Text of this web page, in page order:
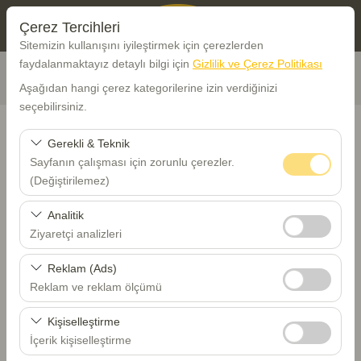
Çerez Tercihleri
Sitemizin kullanışını iyileştirmek için çerezlerden
faydalanmaktayız detaylı bilgi için Gizlilik ve Çerez Politikası
Aşağıdan hangi çerez kategorilerine izin verdiğinizi
seçebilirsiniz.
Gerekli & Teknik
Sayfanın çalışması için zorunlu çerezler.
(Değiştirilemez)
Bu çerezler sitenin doğru şekilde çalışması, güvenlik,
oturum yönetimi ve temel işlevler için gereklidir. Devre
dışı bırakılamaz.
Analitik
Ziyaretçi analizleri
Bu çerezler, sitemizin nasıl kullanıldığını (ziyaretçi sayısı,
en çok ziyaret edilen sayfalar, kullanıcı davranışları)
analiz etmemizi sağlar. Bu veriler, web sitesi
performansını ölçmek ve kullanıcı deneyimini sürekli
iyileştirmek için kullanılır.
Reklam (Ads)
Reklam ve reklam ölçümü
Bu çerezler, size ilgi alanlarınıza uygun kişiselleştirilmiş
reklamlar göstermemize ve reklam kampanyalarımızın
etkinliğini (gösterim sayısı, tıklama oranı) ölçmemize
Kişiselleştirme
İçerik kişiselleştirme
Araç Alış Yeri
Trabzon Havalimanı - TZX
Farklı yerde bırakmak istiyorum
Alış Tarih Saat